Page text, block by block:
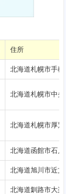
住所
北海道札幌市手
北海道札幌市中
北海道札幌市厚
北海道函館市石
北海道旭川市近
北海道釧路市大